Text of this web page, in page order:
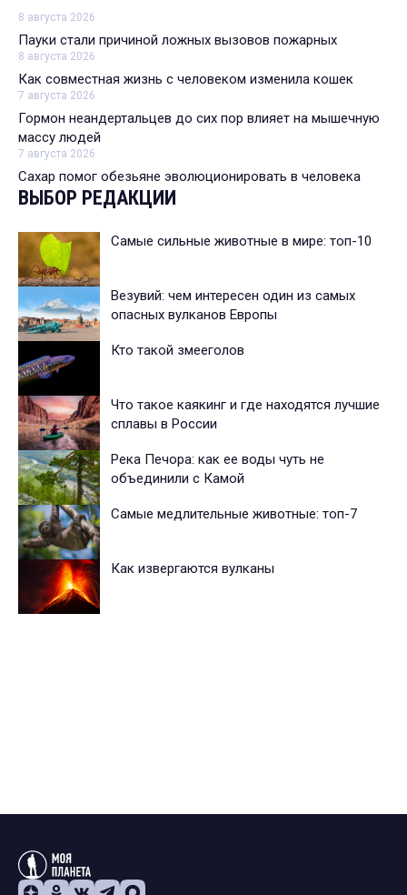
8 августа 2026
Пауки стали причиной ложных вызовов пожарных
8 августа 2026
Как совместная жизнь с человеком изменила кошек
7 августа 2026
Гормон неандертальцев до сих пор влияет на мышечную
массу людей
7 августа 2026
Сахар помог обезьяне эволюционировать в человека
ВЫБОР РЕДАКЦИИ
Самые сильные животные в мире: топ-10
Везувий: чем интересен один из самых
опасных вулканов Европы
Кто такой змееголов
Что такое каякинг и где находятся лучшие
сплавы в России
Река Печора: как ее воды чуть не
объединили с Камой
Самые медлительные животные: топ-7
Как извергаются вулканы